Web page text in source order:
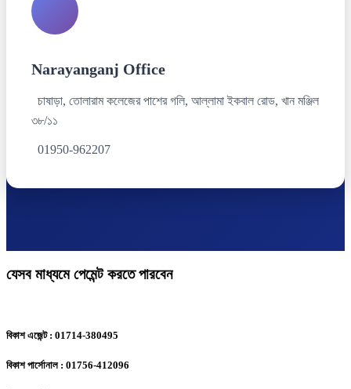
Narayanganj Office
চাষাড়া, তোলারাম কলেজের পাশের গলি, আল্লামা ইকবাল রোড, খান মঞ্জিল
৩৮/১১
01950-962207
যেসব মাধ্যমে পেমেন্ট করতে পারবেন
বিকাশ এজেন্ট : 01714-380495
বিকাশ পার্সোনাল : 01756-412096